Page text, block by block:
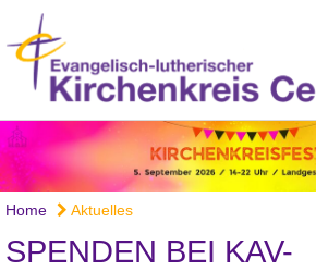
Home Aktuelles
SPENDEN BEI KAV-